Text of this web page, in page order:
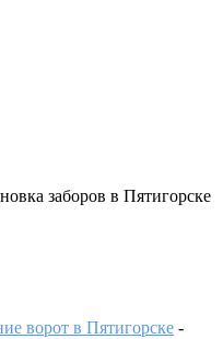
заборов в Пятигорске
ворот в Пятигорске -